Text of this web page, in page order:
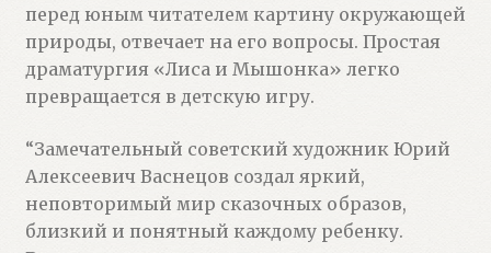
перед юным читателем картину окружающей
природы, отвечает на его вопросы. Простая
драматургия «Лиса и Мышонка» легко
превращается в детскую игру.
“Замечательный советский художник Юрий
Алексеевич Васнецов создал яркий,
неповторимый мир сказочных образов,
близкий и понятный каждому ребенку.